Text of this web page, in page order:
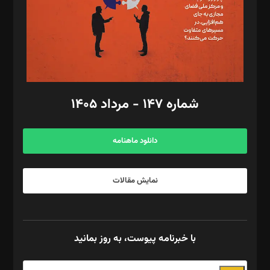
طراح یونیفرم: مجید توکلی
فیلمبرداری و عکاسی: امیر شفیعی، مانی لطفی زاده
گرافیک و صفحه‌آرایی: سید‌سبحان‌علی ثابت
مد‌یر توسعه تجاری: کامبیز برید‌
امور مالی: شاپور رهبری، محمد‌ کاظمی‌نیا
آگهی و مشترکین: ۰۹۱۹۹۹۹۰۴۵۴
شماره ۱۴۷ - مرداد ۱۴۰۵
دانلود ماهنامه
نمایش مقالات
با خبرنامه پیوست، به روز بمانید